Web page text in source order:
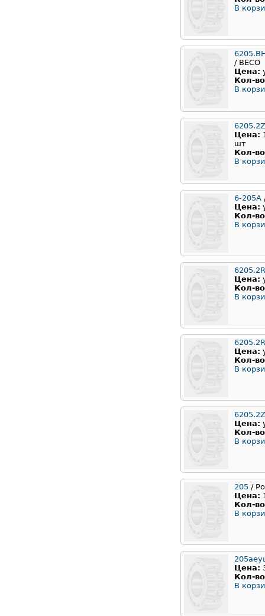
В
/ BECO
Цена:
Кол-
В
Цена:
шт
Кол-
В
6-205А
Цена:
Кол-
В
Цена:
Кол-
В
Цена:
Кол-
В
Цена:
Кол-
В
205 /
Цена:
Кол-
В
Цена:
Кол-
В